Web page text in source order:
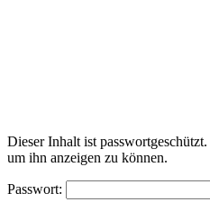
Dieser Inhalt ist
um ihn anzeigen zu können.
Passwort: